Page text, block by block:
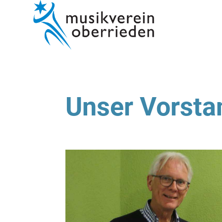
Unser